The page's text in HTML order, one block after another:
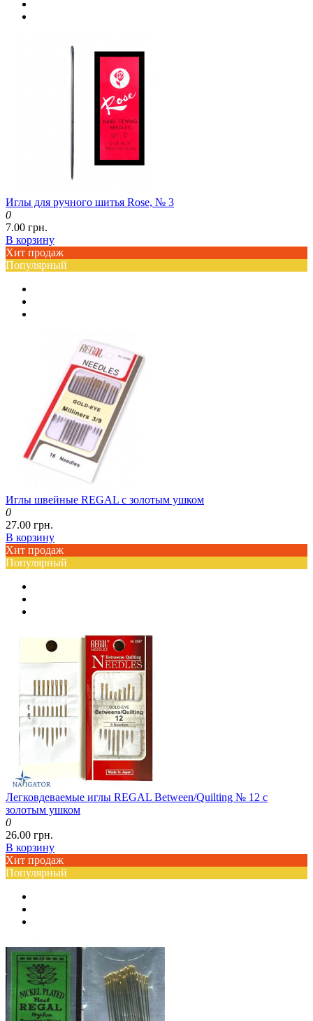
Иглы для ручного шитья Rose, № 3
0
7.00 грн.
В корзину
Хит продаж
Популярный
Иглы швейные REGAL с золотым ушком
0
27.00 грн.
В корзину
Хит продаж
Популярный
Легковдеваемые иглы REGAL Between/Quilting № 12 с
золотым ушком
0
26.00 грн.
В корзину
Хит продаж
Популярный